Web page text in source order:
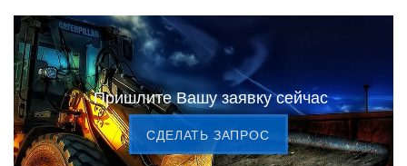
Пришлите Вашу заявку сейчас
CДЕЛАТЬ ЗАПРОС